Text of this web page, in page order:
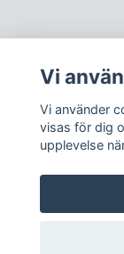
©
Vi
Vi använder
visas för dig
upplevelse